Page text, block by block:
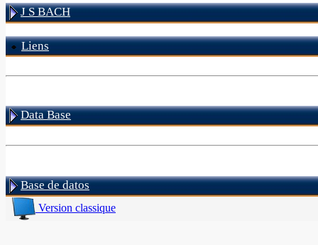
J S BACH
Liens
Data Base
Base de datos
Version classique